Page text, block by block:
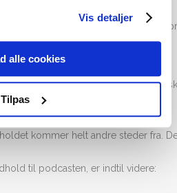
Vis detaljer
alle cookies
Tilpas
orienteret lydbog, der i korte bidder
For jeg er ikke penge-ekspert. Jeg
kommer helt andre steder fra.
til podcasten, er indtil videre: